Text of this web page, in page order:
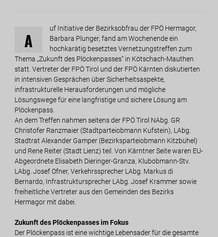
A
uf Initiative der Bezirksobfrau der FPÖ Hermagor,
Barbara Plunger, fand am Wochenende ein
hochkarätig besetztes Vernetzungstreffen zum
Thema „Zukunft des Plöckenpasses“ in Kötschach-Mauthen
statt. Vertreter der FPÖ Tirol und der FPÖ Kärnten diskutierten
in intensiven Gesprächen über Sicherheitsaspekte,
infrastrukturelle Herausforderungen und mögliche
Lösungswege für eine langfristige und sichere Lösung am
Plöckenpass.
An dem Treffen nahmen seitens der FPÖ Tirol NAbg. GR
Christofer Ranzmaier (Stadtparteiobmann Kufstein), LAbg.
Stadtrat Alexander Gamper (Bezirksparteiobmann Kitzbühel)
und Rene Reiter (Stadt Lienz) teil. Von Kärntner Seite waren EU-
Abgeordnete Elisabeth Dieringer-Granza, Klubobmann-Stv.
LAbg. Josef Ofner, Verkehrssprecher LAbg. Markus di
Bernardo, Infrastruktursprecher LAbg. Josef Krammer sowie
freiheitliche Vertreter aus den Gemeinden des Bezirks
Hermagor mit dabei.
Zukunft des Plöckenpasses im Fokus
Der Plöckenpass ist eine wichtige Lebensader für die gesamte